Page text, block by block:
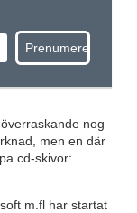
nog
men en där
cd-skivor:
m.fl har startat